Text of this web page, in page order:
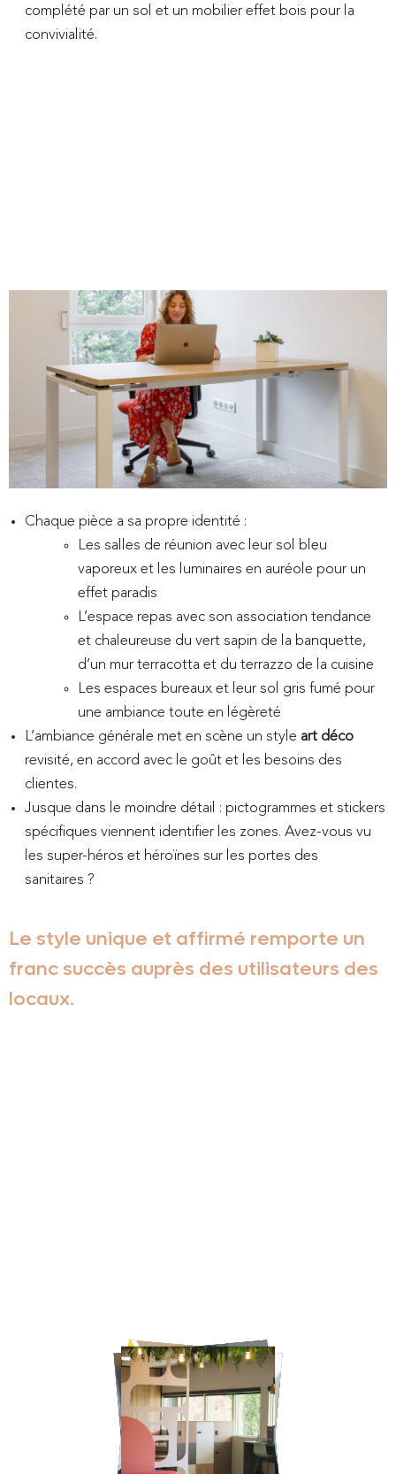
complété par un sol et un mobilier effet bois pour la
convivialité.
Chaque pièce a sa propre identité :
Les salles de réunion avec leur sol bleu
vaporeux et les luminaires en auréole pour un
effet paradis
L’espace repas avec son association tendance
et chaleureuse du vert sapin de la banquette,
d’un mur terracotta et du terrazzo de la cuisine
Les espaces bureaux et leur sol gris fumé pour
une ambiance toute en légèreté
L’ambiance générale met en scène un style art déco
revisité, en accord avec le goût et les besoins des
clientes.
Jusque dans le moindre détail : pictogrammes et stickers
spécifiques viennent identifier les zones. Avez-vous vu
les super-héros et héroïnes sur les portes des
sanitaires ?
Le style unique et affirmé remporte un
franc succès auprès des utilisateurs des
locaux.